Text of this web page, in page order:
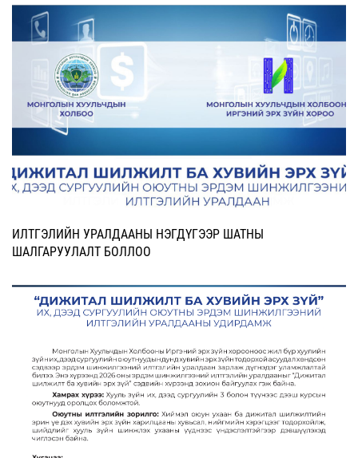
ИЛТГЭЛИЙН УРАЛДААНЫ НЭГДҮГЭЭР ШАТНЫ
ШАЛГАРУУЛАЛТ БОЛЛОО